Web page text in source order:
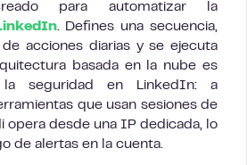
para automatizar la
. Defines una secuencia,
acciones diarias y se ejecuta
basada en la nube es
la seguridad en LinkedIn: a
que usan sesiones de
opera desde una IP dedicada, lo
de alertas en la cuenta.